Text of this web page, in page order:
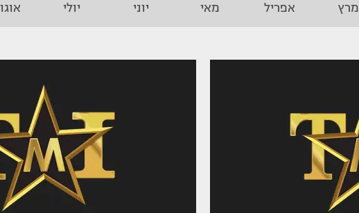
מרץ אפריל מאי יוני יולי